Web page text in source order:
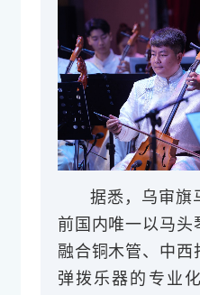
据悉，乌审旗
前国内唯一以马头
融合铜木管、中西
弹拨乐器的专业